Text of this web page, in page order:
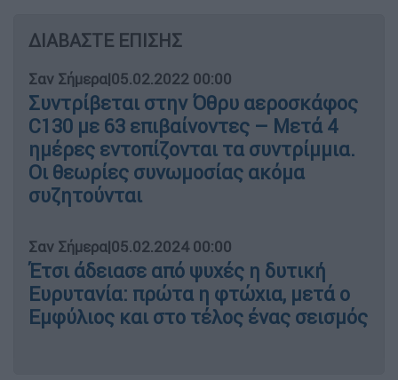
ΔΙΑΒΑΣΤΕ ΕΠΙΣΗΣ
Σαν Σήμερα|05.02.2022 00:00
Συντρίβεται στην Όθρυ αεροσκάφος
C130 με 63 επιβαίνοντες – Μετά 4
ημέρες εντοπίζονται τα συντρίμμια.
Οι θεωρίες συνωμοσίας ακόμα
συζητούνται
Σαν Σήμερα|05.02.2024 00:00
Έτσι άδειασε από ψυχές η δυτική
Ευρυτανία: πρώτα η φτώχια, μετά ο
Εμφύλιος και στο τέλος ένας σεισμός